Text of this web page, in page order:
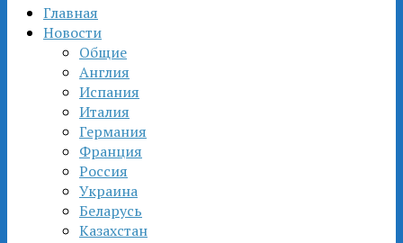
Главная
Новости
Общие
Англия
Испания
Италия
Германия
Франция
Россия
Украина
Беларусь
Казахстан